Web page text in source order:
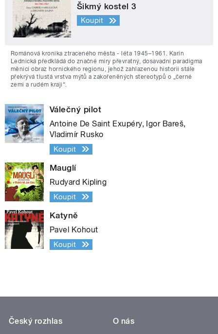
Šikmý kostel 3
Koupit
Románová kronika ztraceného města - léta 1945–1961. Karin
Lednická předkládá do značné míry převratný, dosavadní paradigma
měnící obraz hornického regionu, jehož zahlazenou historii stále
překrývá tlustá vrstva mýtů a zakořeněných stereotypů o „černé
zemi a rudém kraji“.
Válečný pilot
Antoine De Saint Exupéry, Igor Bareš,
Vladimír Rusko
Koupit
Mauglí
Rudyard Kipling
Koupit
Katyně
Pavel Kohout
Koupit
Český rozhlas
O nás